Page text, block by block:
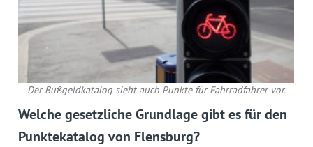
Der Bußgeldkatalog sieht auch Punkte für Fahrradfahrer vor.
Welche gesetzliche Grundlage gibt es für den
Punktekatalog von Flensburg?